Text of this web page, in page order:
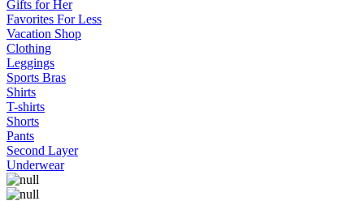
Gifts for Her
Favorites For Less
Vacation Shop
Clothing
Leggings
Sports Bras
Shirts
T-shirts
Shorts
Pants
Second Layer
Underwear